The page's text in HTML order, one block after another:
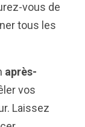
vous de
tous les
après-
vos
Laissez